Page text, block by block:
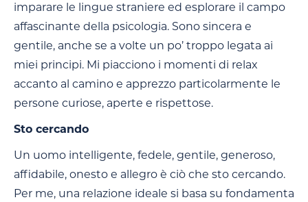
imparare le lingue straniere ed esplorare il campo
affascinante della psicologia. Sono sincera e
gentile, anche se a volte un po’ troppo legata ai
miei principi. Mi piacciono i momenti di relax
accanto al camino e apprezzo particolarmente le
persone curiose, aperte e rispettose.
Sto cercando
Un uomo intelligente, fedele, gentile, generoso,
affidabile, onesto e allegro è ciò che sto cercando.
Per me, una relazione ideale si basa su fondamenta